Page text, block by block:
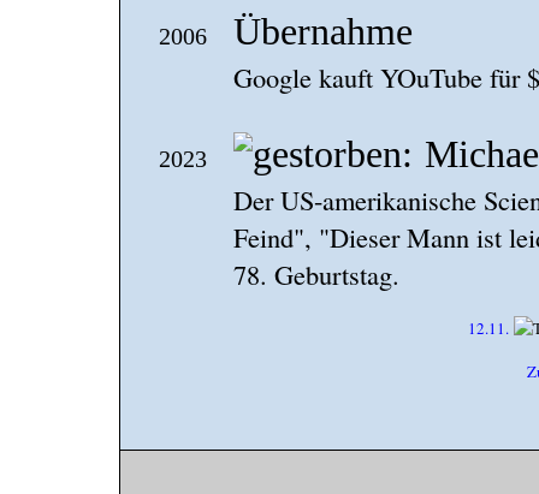
2006 Übernahme
Google kauft YOuTube für
2023
Der US-amerikanische
Feind", "Dieser Mann ist
78. Geburtstag.
12.11.